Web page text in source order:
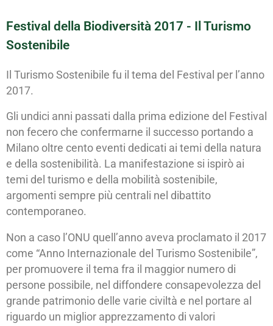
Festival della Biodiversità 2017 - Il Turismo
Sostenibile
Il Turismo Sostenibile fu il tema del Festival per l’anno
2017.
Gli undici anni passati dalla prima edizione del Festival
non fecero che confermarne il successo portando a
Milano oltre cento eventi dedicati ai temi della natura
e della sostenibilità. La manifestazione si ispirò ai
temi del turismo e della mobilità sostenibile,
argomenti sempre più centrali nel dibattito
contemporaneo.
Non a caso l’ONU quell’anno aveva proclamato il 2017
come “Anno Internazionale del Turismo Sostenibile”,
per promuovere il tema fra il maggior numero di
persone possibile, nel diffondere consapevolezza del
grande patrimonio delle varie civiltà e nel portare al
riguardo un miglior apprezzamento di valori